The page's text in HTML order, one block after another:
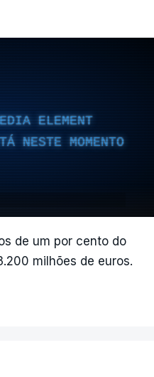
ELEMENT
NESTE MOMENTO
de um por cento do
milhões de euros.